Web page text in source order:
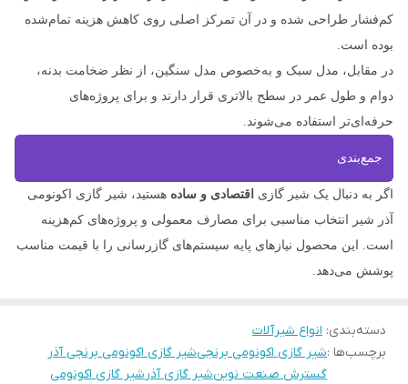
کم‌فشار طراحی شده و در آن تمرکز اصلی روی کاهش هزینه تمام‌شده
بوده است.
در مقابل، مدل سبک و به‌خصوص مدل سنگین، از نظر ضخامت بدنه،
دوام و طول عمر در سطح بالاتری قرار دارند و برای پروژه‌های
حرفه‌ای‌تر استفاده می‌شوند.
جمع‌بندی
اگر به دنبال یک شیر گازی اقتصادی و ساده هستید، شیر گازی اکونومی
آذر شیر انتخاب مناسبی برای مصارف معمولی و پروژه‌های کم‌هزینه
است. این محصول نیازهای پایه سیستم‌های گازرسانی را با قیمت مناسب
پوشش می‌دهد.
دسته‌بندی: انواع شیرآلات
برچسب‌ها :شیر گازی اکونومی برنجیشیر گازی اکونومی برنجی آذر
گسترش صنعت نوینشیر گازی آذرشیر گازی اکونومی